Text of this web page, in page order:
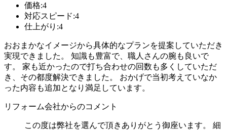
価格:4
対応スピード:4
仕上がり:4
おおまかなイメージから具体的なプランを提案していただき
実現できました。 知識も豊富で、職人さんの腕も良いで
す。 家も近かったので打ち合わせの回数も多くしていただ
き、その都度解決できました。 おかげで当初考えていなか
った内容も追加となり満足しています。
リフォーム会社からのコメント
この度は弊社を選んで頂きありがとう御座います。 細